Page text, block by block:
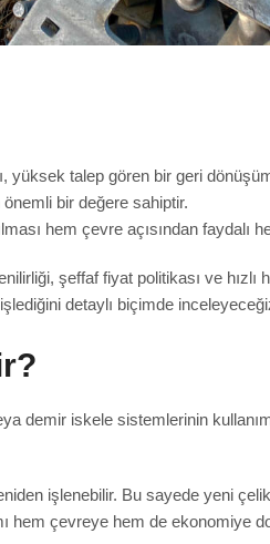
yüksek talep gören bir geri
önemli bir değere sahiptir.
hem çevre açısından faydalı
şeffaf fiyat politikası ve hızlı
detaylı biçimde
demir iskele sistemlerinin
işlenebilir. Bu sayede yeni
hem çevreye hem de ekonomiye